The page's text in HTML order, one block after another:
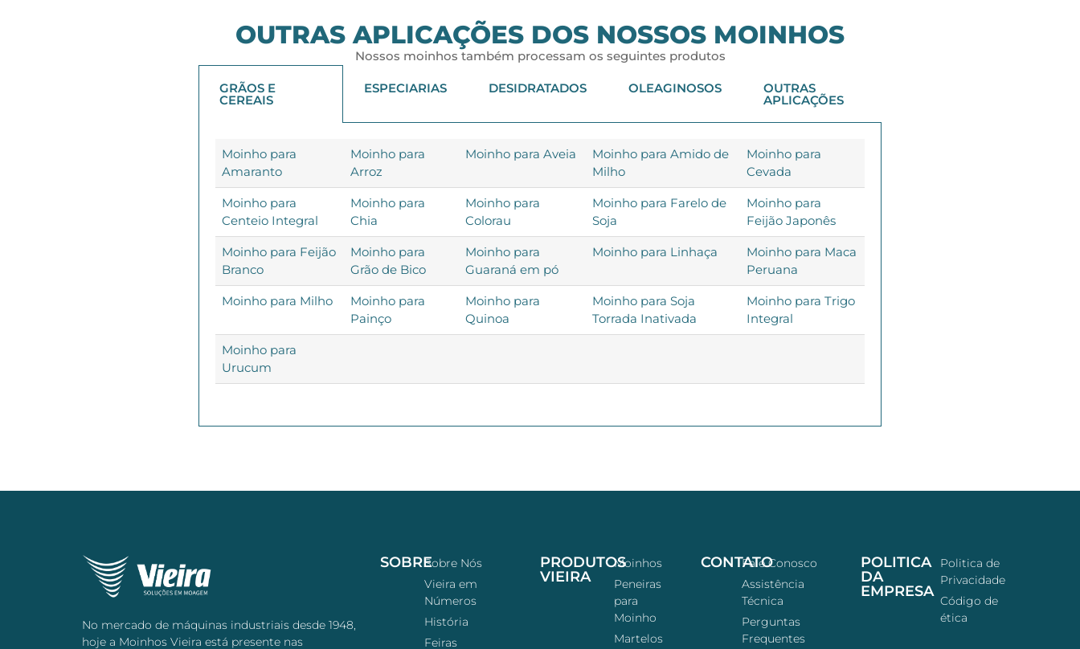
OUTRAS APLICAÇÕES DOS NOSSOS MOINHOS
Nossos moinhos também processam os seguintes produtos
GRÃOS E
CEREAIS
ESPECIARIAS DESIDRATADOS OLEAGINOSOS OUTRAS
APLICAÇÕES
Moinho para
Amaranto
Moinho para
Arroz
Moinho para Aveia
Moinho para Amido de
Milho
Moinho para
Cevada
Moinho para
Centeio Integral
Moinho para
Chia
Moinho para
Colorau
Moinho para Farelo de
Soja
Moinho para
Feijão Japonês
Moinho para Feijão
Branco
Moinho para
Grão de Bico
Moinho para
Guaraná em pó
Moinho para Linhaça
Moinho para Maca
Peruana
Moinho para Milho
Moinho para
Painço
Moinho para
Quinoa
Moinho para Soja
Torrada Inativada
Moinho para Trigo
Integral
Moinho para
Urucum
No mercado de máquinas industriais desde 1948,
hoje a Moinhos Vieira está presente nas
SOBRESobre Nós
Vieira em
Números
História
Feiras
PRODUTOS
VIEIRA
Moinhos
Peneiras
para
Moinho
Martelos
CONTATOFale Conosco
Assistência
Técnica
Perguntas
Frequentes
POLITICA
DA
EMPRESA
Politica de
Privacidade
Código de
ética